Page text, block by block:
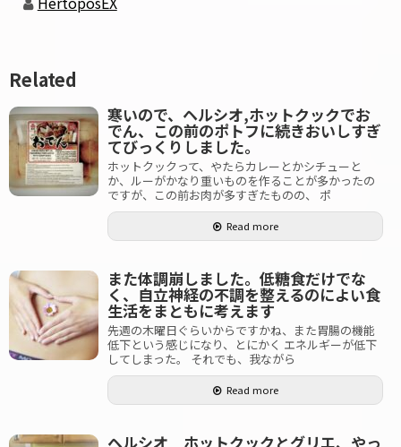
Related
寒いので、ヘルシオ,ホットクックでお
でん、この前のポトフに続きおいしすぎ
てびっくりしました。
ホットクックって、やたらカレーとかシチューと
か、ルーがかなり重いものを作ることが多かったの
ですが、この前お肉が多すぎたものの、 ポ
Read more
また体調崩しました。低糖食だけでな
く、自立神経の不調を整えるのによい食
生活をまともに考えます
先週の木曜日ぐらいからですかね、また胃腸の機能
低下という感じになり、とにかく エネルギーが低下
してしまった。 それでも、我ながら
Read more
ヘルシオ ホットクックとグリエ、やっ